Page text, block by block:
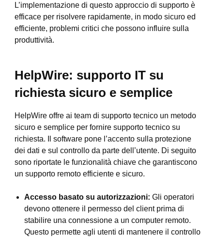
L’implementazione di questo approccio di supporto è
efficace per risolvere rapidamente, in modo sicuro ed
efficiente, problemi critici che possono influire sulla
produttività.
HelpWire: supporto IT su
richiesta sicuro e semplice
HelpWire offre ai team di supporto tecnico un metodo
sicuro e semplice per fornire supporto tecnico su
richiesta. Il software pone l’accento sulla protezione
dei dati e sul controllo da parte dell’utente. Di seguito
sono riportate le funzionalità chiave che garantiscono
un supporto remoto efficiente e sicuro.
Accesso basato su autorizzazioni: Gli operatori
devono ottenere il permesso del client prima di
stabilire una connessione a un computer remoto.
Questo permette agli utenti di mantenere il controllo